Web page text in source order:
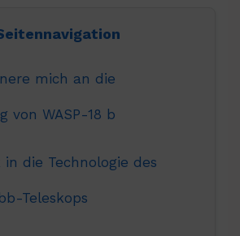
mich an die
von WASP-18 b
in die Technologie des
Teleskops